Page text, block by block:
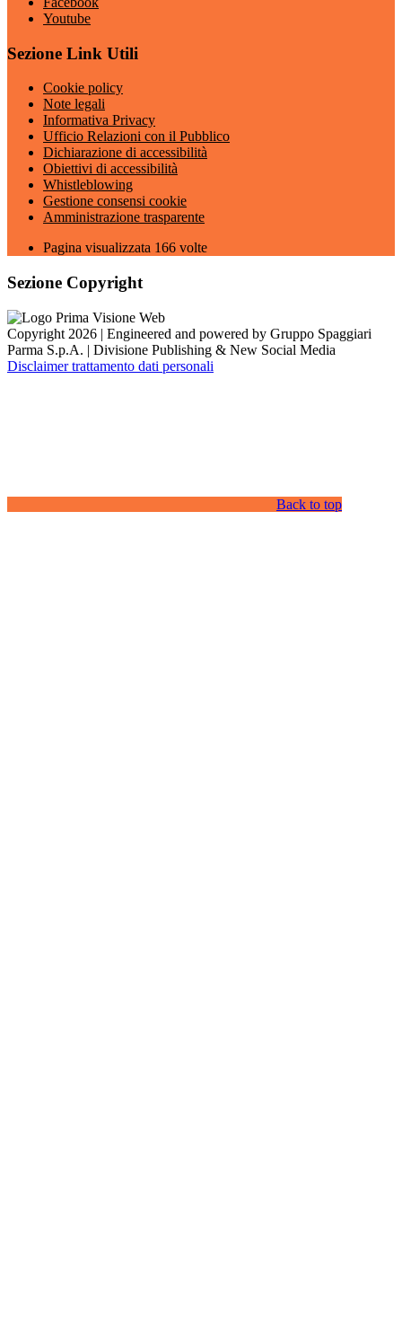
Youtube
Sezione Link Utili
Cookie policy
Note legali
Informativa Privacy
Ufficio Relazioni con il Pubblico
Dichiarazione di accessibilità
Obiettivi di accessibilità
Whistleblowing
Gestione consensi cookie
Amministrazione trasparente
Pagina visualizzata 166 volte
Sezione Copyright
Copyright 2026 | Engineered and powered by Gruppo Spaggiari
Parma S.p.A. | Divisione Publishing & New Social Media
Disclaimer trattamento dati personali
Back to top